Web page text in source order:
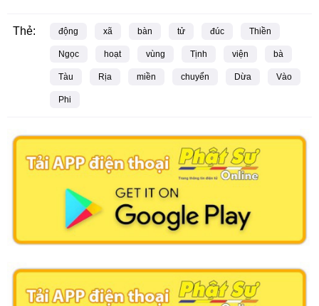
Thẻ: động xã bàn tử đúc Thiền
Ngọc hoạt vùng Tịnh viện bà
Tàu Rịa miền chuyển Dừa Vào
Phi